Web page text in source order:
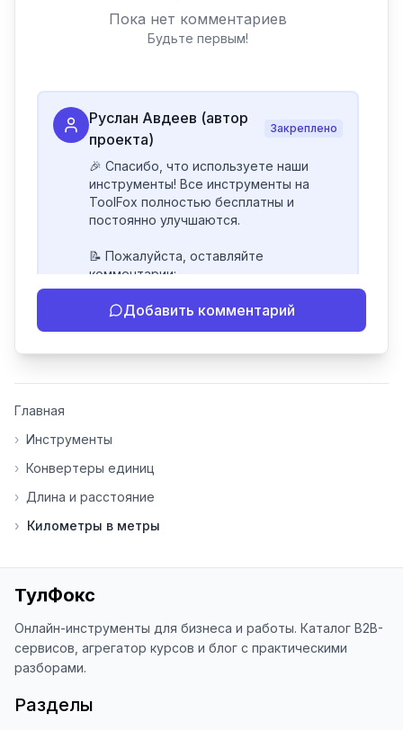
Пока нет комментариев
Будьте первым!
Руслан Авдеев (автор
проекта)
Закреплено
🎉 Спасибо, что используете наши
инструменты! Все инструменты на
ToolFox полностью бесплатны и
постоянно улучшаются.
📝 Пожалуйста, оставляйте
комментарии:
- Если инструмент работает
некорректно
инструменты нуждаются в доработке.
основе вашей обратной связи.
благодарен за отзыв о сайте в
наши инструменты!
Благодарю за доверие и
использование ToolFox! 🚀
Добавить комментарий
Главная
› Инструменты
› Конвертеры единиц
› Длина и расстояние
› Километры в метры
ТулФокс
Онлайн-инструменты для бизнеса и работы. Каталог B2B-
сервисов, агрегатор курсов и блог с практическими
разборами.
Разделы